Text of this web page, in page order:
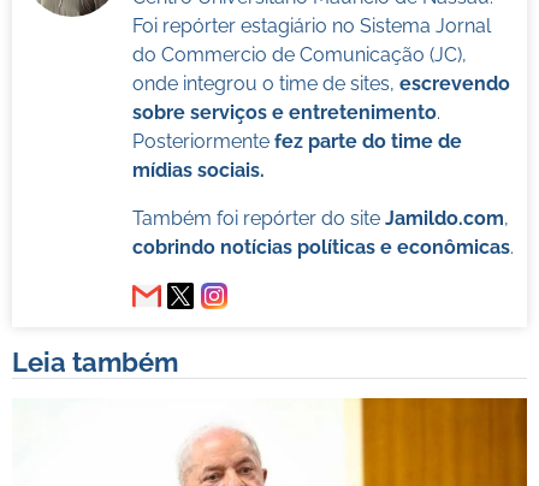
Foi repórter estagiário no Sistema Jornal
do Commercio de Comunicação (JC),
onde integrou o time de sites, escrevendo
sobre serviços e entretenimento.
Posteriormente fez parte do time de
mídias sociais.
Também foi repórter do site Jamildo.com,
cobrindo notícias políticas e econômicas.
Leia também